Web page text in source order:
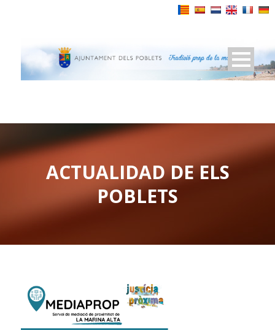
ACTUALIDAD DE ELS
POBLETS